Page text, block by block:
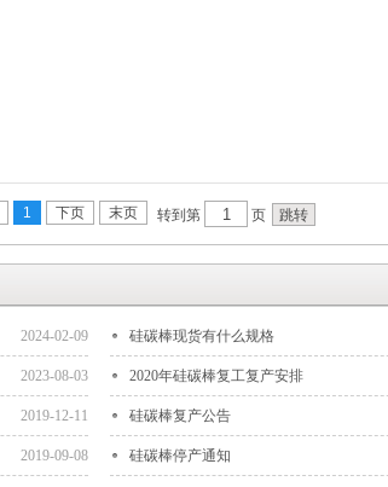
1 下页 末页 转到第 页
2024-02-09 硅碳棒现货有什么规格
2023-08-03 2020年硅碳棒复工复产安排
2019-12-11 硅碳棒复产公告
2019-09-08 硅碳棒停产通知